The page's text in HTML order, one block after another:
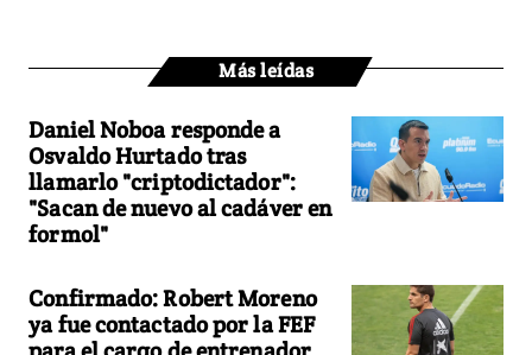
Más leídas
Daniel Noboa responde a
Osvaldo Hurtado tras
llamarlo "criptodictador":
"Sacan de nuevo al cadáver en
formol"
Confirmado: Robert Moreno
ya fue contactado por la FEF